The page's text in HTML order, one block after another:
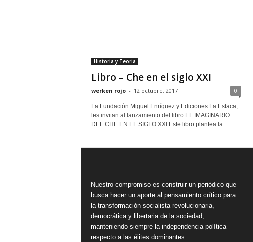
Historia y Teoria
Libro – Che en el siglo XXI
werken rojo - 12 octubre, 2017 0
La Fundación Miguel Enríquez y Ediciones La Estaca,
les invitan al lanzamiento del libro EL IMAGINARIO
DEL CHE EN EL SIGLO XXI Este libro plantea la...
Nuestro compromiso es construir un periódico que
busca hacer un aporte al pensamiento crítico para
la transformación socialista revolucionaria,
democrática y libertaria de la sociedad,
manteniendo siempre la independencia política
respecto a las élites dominantes.